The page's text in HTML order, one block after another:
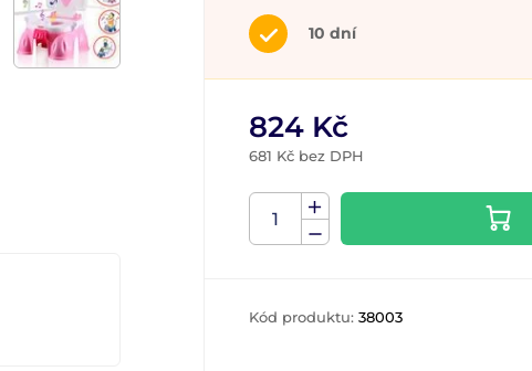
10 dní
824 Kč
681 Kč bez DPH
Kód produktu: 38003